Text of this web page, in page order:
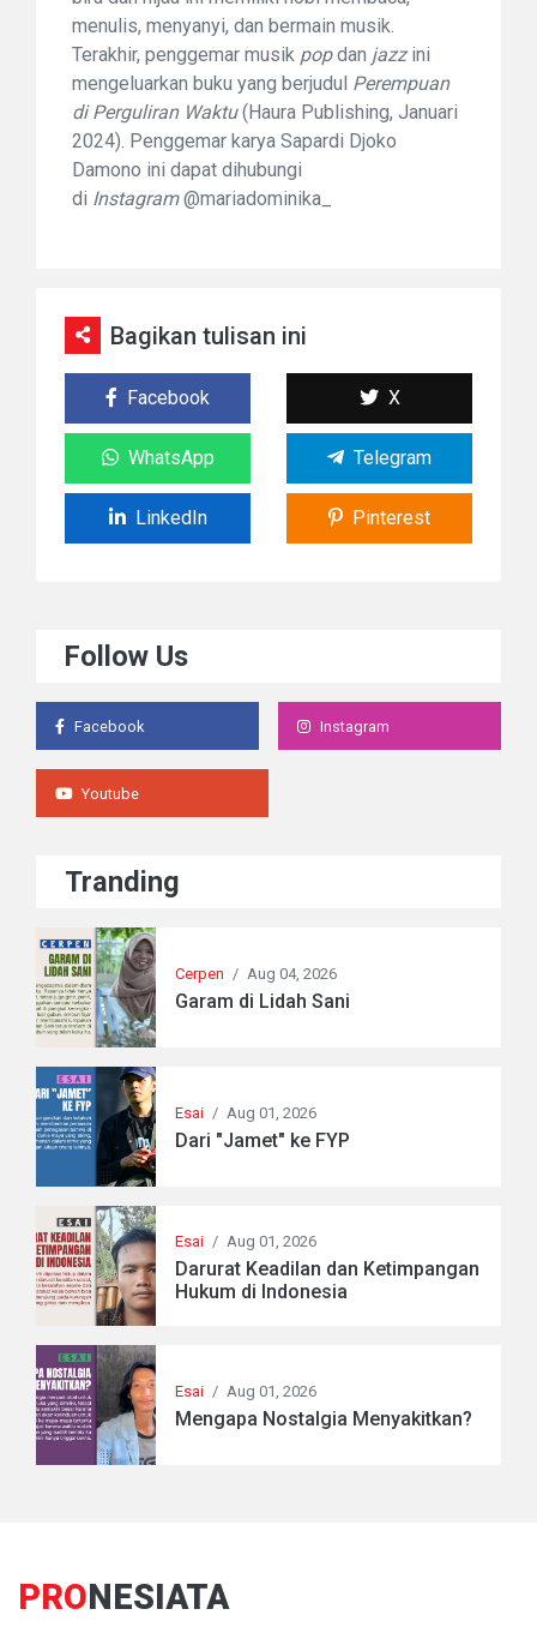
menulis, menyanyi, dan bermain musik.
Terakhir, penggemar musik popdan jazz ini
mengeluarkan buku yang berjudul Perempuan
di Perguliran Waktu(Haura Publishing, Januari
2024). Penggemar karya Sapardi Djoko
Damono ini dapat dihubungi
di Instagram@mariadominika_
Bagikan tulisan ini
Facebook X
WhatsApp Telegram
LinkedIn Pinterest
Follow Us
Facebook Instagram
Youtube
Tranding
Cerpen / Aug 04, 2026
Garam di Lidah Sani
Esai / Aug 01, 2026
Dari "Jamet" ke FYP
Esai / Aug 01, 2026
Darurat Keadilan dan Ketimpangan
Hukum di Indonesia
Esai / Aug 01, 2026
Mengapa Nostalgia Menyakitkan?
PRONESIATA